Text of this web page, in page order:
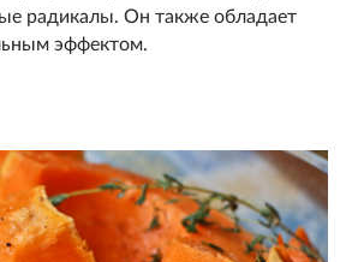
радикалы. Он также обладает
эффектом.